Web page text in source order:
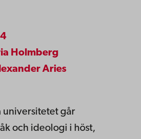
Holmberg
Aries
universitetet går
och ideologi i höst,